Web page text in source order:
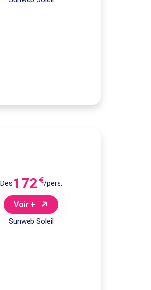
Dès172 €/pers.
Voir +
Sunweb Soleil